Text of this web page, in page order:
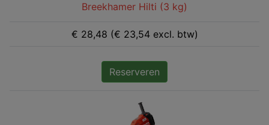
Breekhamer Hilti (3 kg)
€ 28,48 (€ 23,54 excl. btw)
Reserveren